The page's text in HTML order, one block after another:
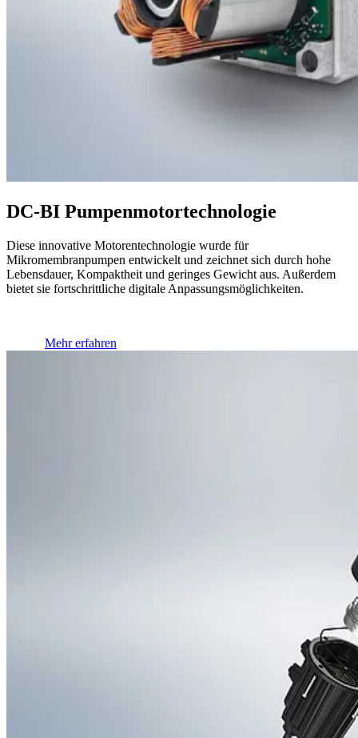
DC-BI Pum­pen­motor­tech­no­logie
Diese innovative Motorentechnologie wurde für
Mikromembranpumpen entwickelt und zeichnet sich durch hohe
Lebensdauer, Kompaktheit und geringes Gewicht aus. Außerdem
bietet sie fortschrittliche digitale Anpassungsmöglichkeiten.
Mehr erfahren